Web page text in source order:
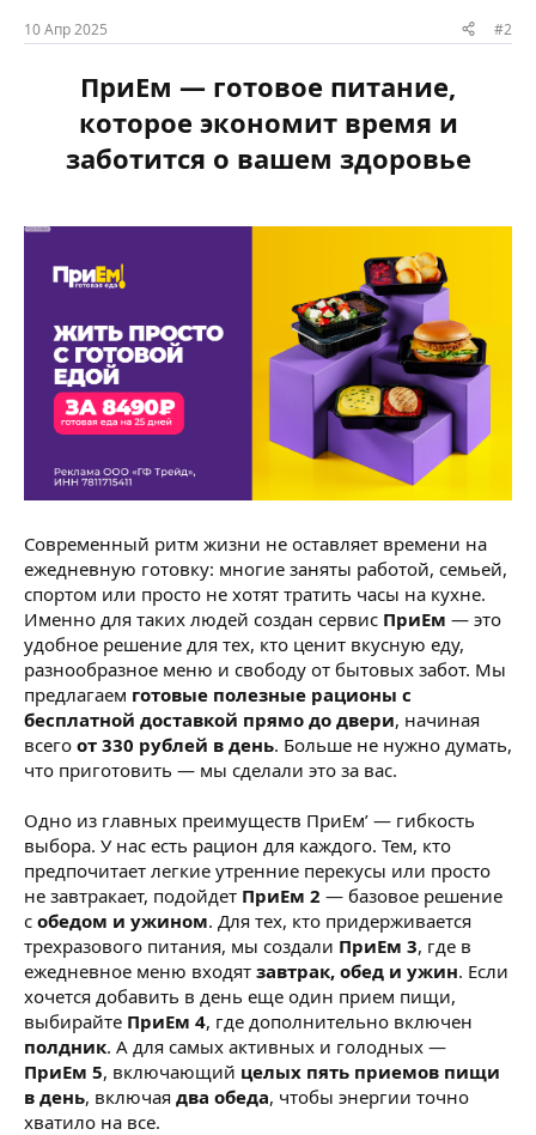
10 Апр 2025 #2
ПриЕм — готовое питание,
которое экономит время и
заботится о вашем здоровье
Современный ритм жизни не оставляет времени на
ежедневную готовку: многие заняты работой, семьей,
спортом или просто не хотят тратить часы на кухне.
Именно для таких людей создан сервис ПриЕм — это
удобное решение для тех, кто ценит вкусную еду,
разнообразное меню и свободу от бытовых забот. Мы
предлагаем готовые полезные рационы с
бесплатной доставкой прямо до двери, начиная
всего от 330 рублей в день. Больше не нужно думать,
что приготовить — мы сделали это за вас.
Одно из главных преимуществ ПриЕм’ — гибкость
выбора. У нас есть рацион для каждого. Тем, кто
предпочитает легкие утренние перекусы или просто
не завтракает, подойдет ПриЕм 2 — базовое решение
с обедом и ужином. Для тех, кто придерживается
трехразового питания, мы создали ПриЕм 3, где в
ежедневное меню входят завтрак, обед и ужин. Если
хочется добавить в день еще один прием пищи,
выбирайте ПриЕм 4, где дополнительно включен
полдник. А для самых активных и голодных —
ПриЕм 5, включающий целых пять приемов пищи
в день, включая два обеда, чтобы энергии точно
хватило на все.